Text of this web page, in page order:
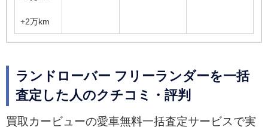
+2万km
ランドローバー フリーランダーを一括
査定した人のクチコミ・評判
買取カービューの愛車無料一括査定サービスで実